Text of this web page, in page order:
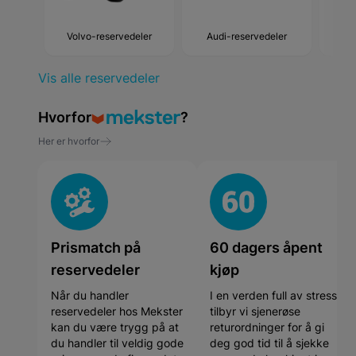
Volvo-reservedeler Audi-reservedeler
Vis alle reservedeler
Hvorfor ?
Her er hvorfor
Prismatch på
reservedeler
Når du handler
reservedeler hos Mekster
kan du være trygg på at
du handler til veldig gode
60 dagers åpent
kjøp
I en verden full av stress
tilbyr vi sjenerøse
returordninger for å gi
deg god tid til å sjekke